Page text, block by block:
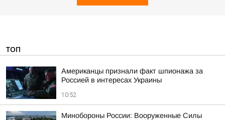
ТОП
Американцы признали факт шпионажа за
Россией в интересах Украины
10:52
Минобороны России: Вооруженные Силы